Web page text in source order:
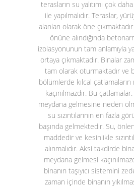
terasların su yalıtımı çok
ile yapılmalıdır. Teraslar,
alanları olarak öne
önüne alındığında
izolasyonunun tam anlamıyla
ortaya çıkmaktadır. Binalar
tam olarak oturmaktadır ve
bölümlerde kılcal
kaçınılmazdır. Bu çatlamalar.
meydana gelmesine neden
su sızıntılarının en fazla
başında gelmektedir. Su,
maddedir ve kesinlikle
alınmalıdır. Aksi takdirde
meydana gelmesi
binanın taşıyıcı sistemini
zaman içinde binanın